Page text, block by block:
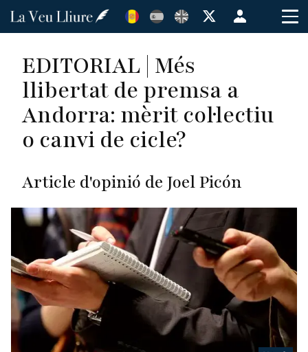
Vés
Menú
de
usuario
EDITORIAL | Més
llibertat de premsa a
Andorra: mèrit col·lectiu
o canvi de cicle?
Article d'opinió de Joel Picón